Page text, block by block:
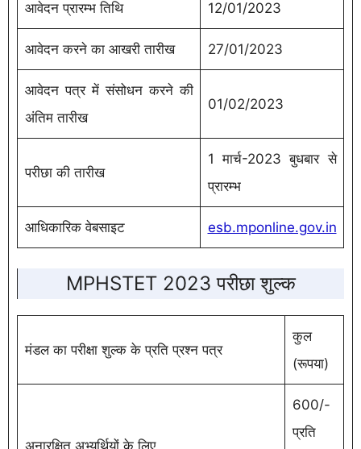
आवेदन प्रारम्भ तिथि 12/01/2023
आवेदन करने का आखरी तारीख 27/01/2023
आवेदन पत्र में संसोधन करने की
अंतिम तारीख
01/02/2023
परीछा की तारीख
1 मार्च-2023 बुधबार से
प्रारम्भ
आधिकारिक वेबसाइट esb.mponline.gov.in
MPHSTET 2023 परीछा शुल्क
मंडल का परीक्षा शुल्क के प्रति प्रश्न पत्र
कुल
(रूपया)
600/-
प्रति